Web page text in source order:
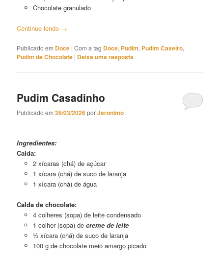
Chocolate granulado
Continue lendo →
Publicado em Doce |Com a tag Doce, Pudim, Pudim Caseiro,
Pudim de Chocolate | Deixe uma resposta
Pudim Casadinho
Publicado em26/03/2026porJeronimo
Ingredientes:
Calda:
2 xícaras (chá) de açúcar
1 xícara (chá) de suco de laranja
1 xícara (chá) de água
Calda de chocolate:
4 colheres (sopa) de leite condensado
1 colher (sopa) de creme de leite
⅓ xícara (chá) de suco de laranja
100 g de chocolate meio amargo picado